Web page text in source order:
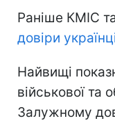
Раніше КМІС
довіри
Найвищі
військової та
Залужному